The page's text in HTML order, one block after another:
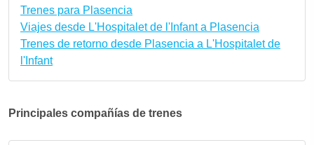
Trenes para Plasencia
Viajes desde L'Hospitalet de l'Infant a Plasencia
Trenes de retorno desde Plasencia a L'Hospitalet de
l'Infant
Principales compañías de trenes